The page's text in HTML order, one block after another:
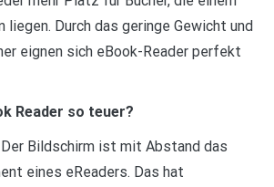
liegen. Durch das geringe Gewicht und
eignen sich eBook-Reader perfekt
Reader so teuer?
Bildschirm ist mit Abstand das
eines eReaders. Das hat